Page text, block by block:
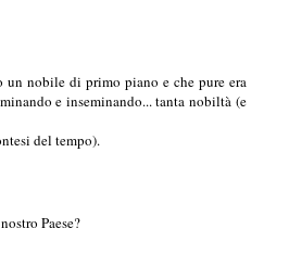
nobile di primo piano e che pure era
e inseminando... tanta nobiltà (e
del tempo).
Paese?